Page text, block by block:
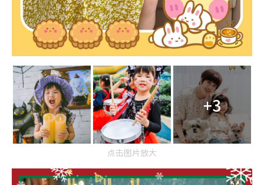
+3
点击图片放大